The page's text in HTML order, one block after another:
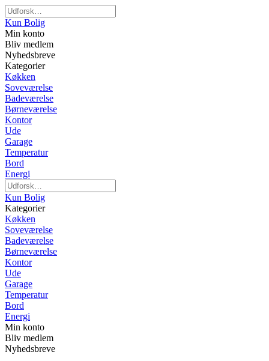
Kun Bolig
Min konto
Bliv medlem
Nyhedsbreve
Kategorier
Køkken
Soveværelse
Badeværelse
Børneværelse
Kontor
Ude
Garage
Temperatur
Bord
Energi
Kun Bolig
Kategorier
Køkken
Soveværelse
Badeværelse
Børneværelse
Kontor
Ude
Garage
Temperatur
Bord
Energi
Min konto
Bliv medlem
Nyhedsbreve